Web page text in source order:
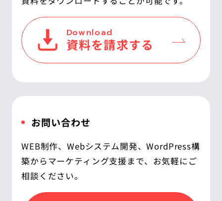
Download
資料を請求する
お問い合わせ
WEB制作、Webシステム開発、WordPress構
築からマーケティング支援まで、お気軽にご
相談ください。